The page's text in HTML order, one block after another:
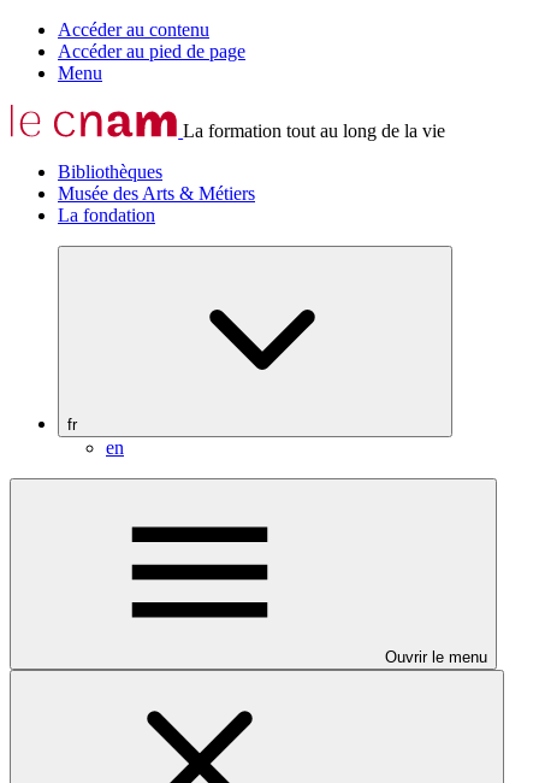
Accéder au contenu
Accéder au pied de page
Menu
La formation tout au long de la vie
Bibliothèques
Musée des Arts & Métiers
La fondation
fr
en
Ouvrir le menu